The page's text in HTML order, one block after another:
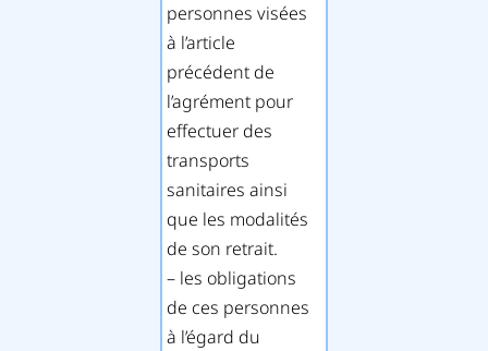
personnes visées
à l’article
précédent de
l’agrément pour
effectuer des
transports
sanitaires ainsi
que les modalités
de son retrait.
– les obligations
de ces personnes
à l’égard du